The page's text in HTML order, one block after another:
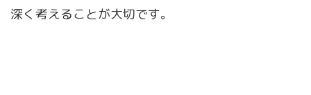
深く考えることが大切です。